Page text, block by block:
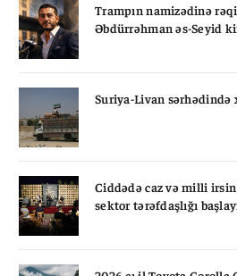
Trampın namizədinə
Əbdürrəhman əs-Seyid
Suriya-Livan
Ciddədə caz və milli
sektor tərəfdaşlığı